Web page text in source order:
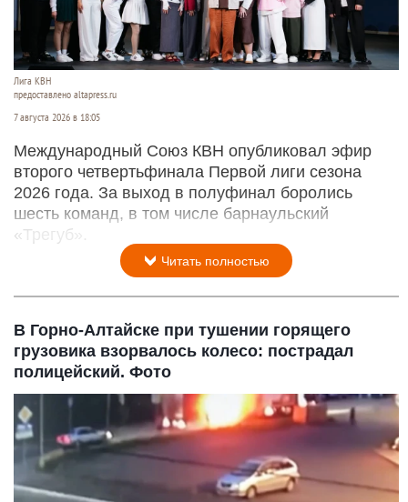
Лига КВН
предоставлено altapress.ru
7 августа 2026 в 18:05
Международный Союз КВН опубликовал эфир
второго четвертьфинала Первой лиги сезона
2026 года. За выход в полуфинал боролись
шесть команд, в том числе барнаульский
«Трегуб».
Читать полностью
В Горно-Алтайске при тушении горящего
грузовика взорвалось колесо: пострадал
полицейский. Фото